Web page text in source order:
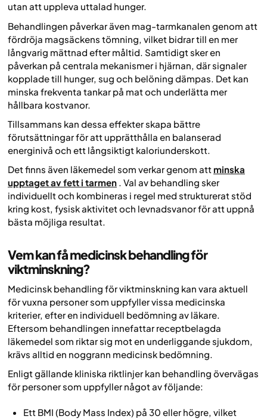
utan att uppleva uttalad hunger.
Behandlingen påverkar även mag-tarmkanalen genom att
fördröja magsäckens tömning, vilket bidrar till en mer
långvarig mättnad efter måltid. Samtidigt sker en
påverkan på centrala mekanismer i hjärnan, där signaler
kopplade till hunger, sug och belöning dämpas. Det kan
minska frekventa tankar på mat och underlätta mer
hållbara kostvanor.
Tillsammans kan dessa effekter skapa bättre
förutsättningar för att upprätthålla en balanserad
energinivå och ett långsiktigt kaloriunderskott.
Det finns även läkemedel som verkar genom att minska
upptaget av fett i tarmen . Val av behandling sker
individuellt och kombineras i regel med strukturerat stöd
kring kost, fysisk aktivitet och levnadsvanor för att uppnå
bästa möjliga resultat.
Vem kan få medicinsk behandling för
viktminskning?
Medicinsk behandling för viktminskning kan vara aktuell
för vuxna personer som uppfyller vissa medicinska
kriterier, efter en individuell bedömning av läkare.
Eftersom behandlingen innefattar receptbelagda
läkemedel som riktar sig mot en underliggande sjukdom,
krävs alltid en noggrann medicinsk bedömning.
Enligt gällande kliniska riktlinjer kan behandling övervägas
för personer som uppfyller något av följande:
Ett BMI (Body Mass Index) på 30 eller högre, vilket